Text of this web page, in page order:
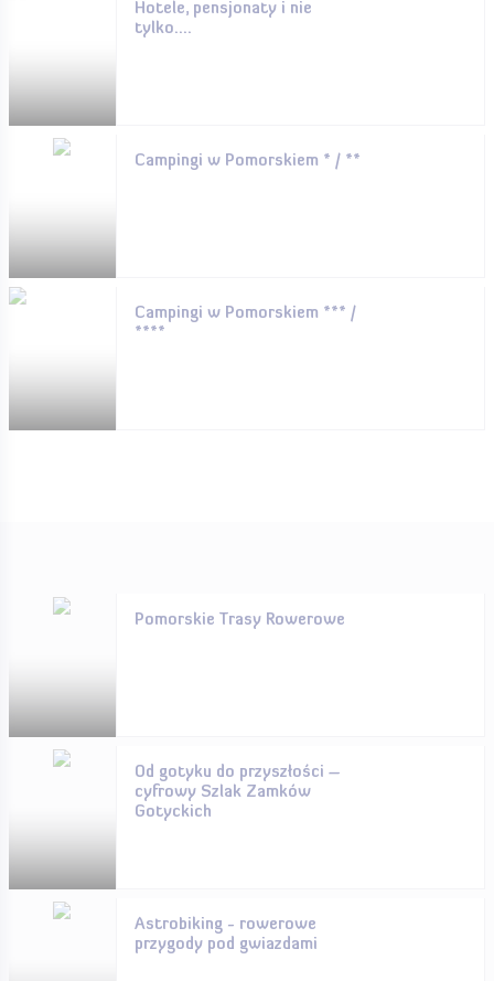
Hotele, pensjonaty i nie
tylko....
Campingi w Pomorskiem * / **
Campingi w Pomorskiem *** /
****
Pomorskie Trasy Rowerowe
Od gotyku do przyszłości –
cyfrowy Szlak Zamków
Gotyckich
Astrobiking - rowerowe
przygody pod gwiazdami